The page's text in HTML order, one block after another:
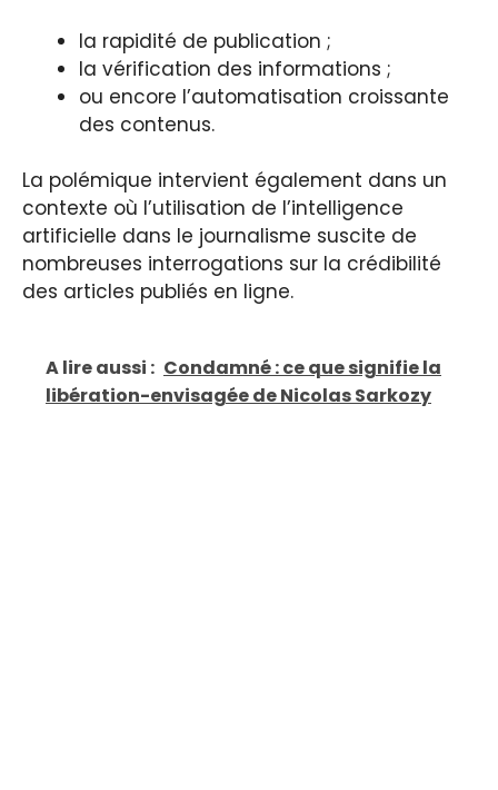
la rapidité de publication ;
la vérification des informations ;
ou encore l’automatisation croissante
des contenus.
La polémique intervient également dans un
contexte où l’utilisation de l’intelligence
artificielle dans le journalisme suscite de
nombreuses interrogations sur la crédibilité
des articles publiés en ligne.
A lire aussi : Condamné : ce que signifie la
libération-envisagée de Nicolas Sarkozy